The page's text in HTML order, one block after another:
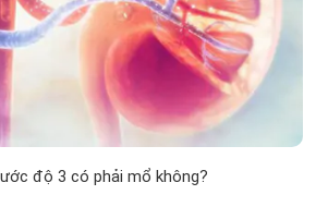
độ 3 có phải mổ không?